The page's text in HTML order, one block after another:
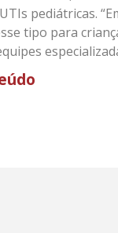
pediátricas.
tipo para